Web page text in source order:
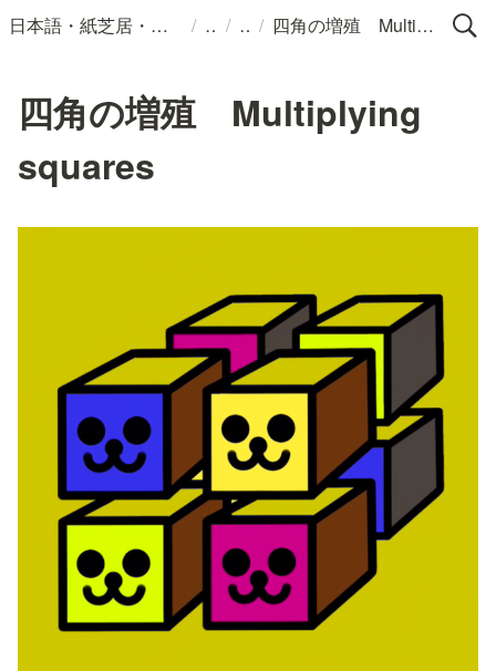
日本語・紙芝居・絵本・イラスト / / / 四角の増殖 Multiplying squares
四角の増殖 Multiplying
squares